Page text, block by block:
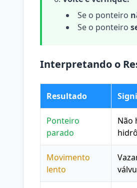
Se o ponteiro
Se o ponteiro
Interpretando o
Resultado
Ponteiro
parado
Não
Movimento
lento